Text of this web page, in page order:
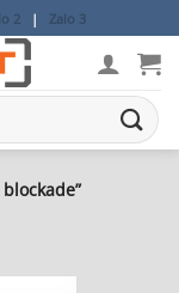
2| Zalo 3